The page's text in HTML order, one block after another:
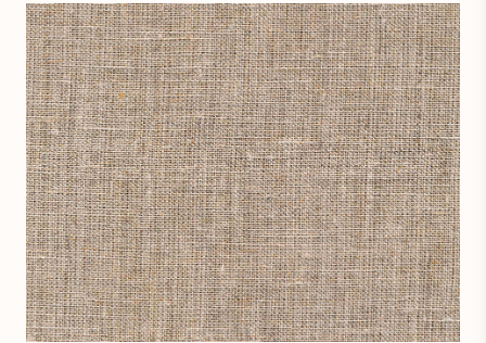
Número de personas recomendadas para el montaje : 2
Instrucciones de montaje : Descargas las instrucciones aquí
Garantía : Garantía de 5 años contra cualquier defecto de
fabricación